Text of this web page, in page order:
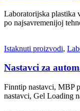
Laboratorijska plastika
po najsavremenijoj
Istaknuti proizvodi,
Nastavci za
Finntip nastavci, MBP
nastavci, Gel Loading